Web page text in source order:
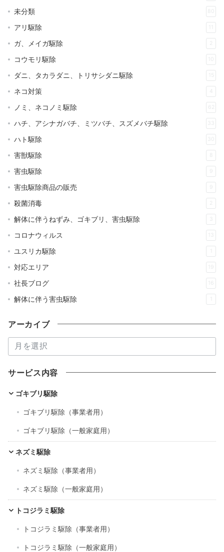
未分類 80
アリ駆除
ガ、メイガ駆除 2
コウモリ駆除 10
ダニ、タカラダニ、トリサシダニ駆除 15
ネコ対策 4
ノミ、ネコノミ駆除 62
ハチ、アシナガバチ、ミツバチ、スズメバチ駆除
ハト駆除 30
害獣駆除 8
害虫駆除 9
害虫駆除商品の販売 9
殺菌消毒 2
解体に伴うねずみ、ゴキブリ、害虫駆除
コロナウィルス
ユスリカ駆除
対応エリア 19
社長ブログ 16
解体に伴う害虫駆除
アーカイブ
ー
カ
イ
ブ
サービス内容
ゴキブリ駆除
ゴキブリ駆除（事業者用）
ゴキブリ駆除（一般家庭用）
ネズミ駆除
ネズミ駆除（事業者用）
ネズミ駆除（一般家庭用）
トコジラミ駆除
トコジラミ駆除（事業者用）
トコジラミ駆除（一般家庭用）